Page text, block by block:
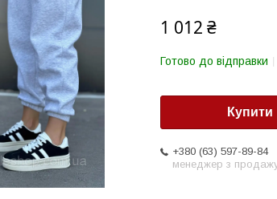
1 012 ₴
Готово до відправки
Купити
+380 (63) 597-89-84
менеджер з